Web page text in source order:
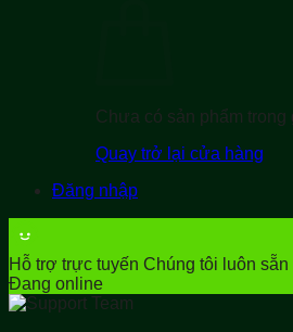
Chưa có sản phẩm trong
Quay trở lại cửa hàng
Đăng nhập
Hỗ trợ trực tuyến Chúng tôi luôn
Đang online